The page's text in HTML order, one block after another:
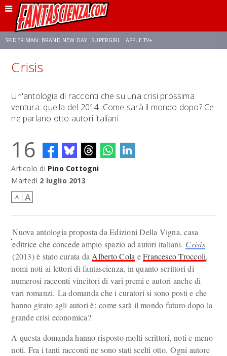
SPIDER-MAN: BRAND NEW DAY SUPERGIRL APPLE TV+
FRANCO RICCIARDIELLO
NETFLIX SADIE SINK STAR TREK: STRANGE NEW WORLDS
Crisis
Un'antologia di racconti che su una crisi prossima
ventura: quella del 2014. Come sarà il mondo dopo? Ce
ne parlano otto autori italiani.
16
Articolo di Pino Cottogni
Martedì 2 luglio 2013
A A
Nuova antologia proposta da Edizioni Della Vigna, casa
editrice che concede ampio spazio ad autori italiani. Crisis
(2013) è stato curata da Alberto Cola eFrancesco Troccoli,
nomi noti ai lettori di fantascienza, in quanto scrittori di
numerosi racconti vincitori di vari premi e autori anche di
vari romanzi. La domanda che i curatori si sono posti e che
hanno girato agli autori è: come sarà il mondo futuro dopo la
grande crisi economica?
A questa domanda hanno risposto molti scrittori, noti e meno
noti. Fra i tanti racconti ne sono stati scelti otto. Ogni autore